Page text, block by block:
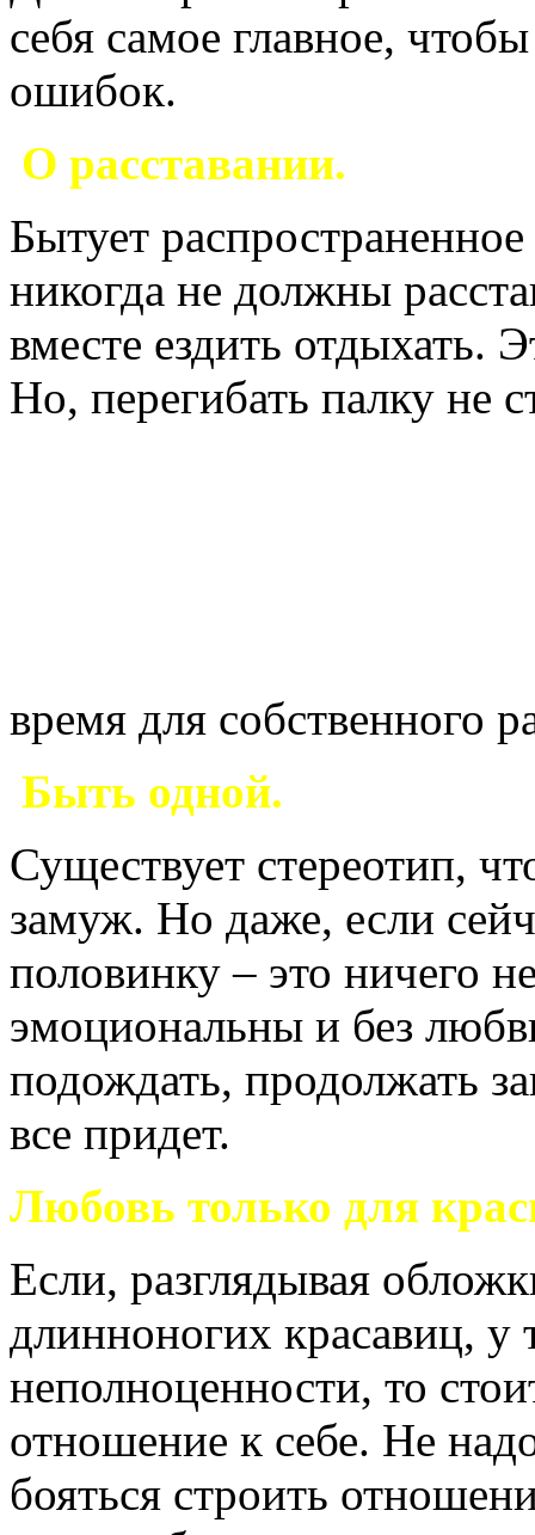
себя самое главное,
ошибок.
О расставании.
Бытует
никогда не должны
вместе ездить отдыхать.
Но, перегибать палку не
время для собственного
Быть одной.
Существует стереотип,
замуж. Но даже, если
половинку – это ничего
эмоциональны и без
подождать, продолжать
все придет.
Любовь только для
Если, разглядывая
длинноногих красавиц, у
неполноценности, то
отношение к себе. Не
бояться строить